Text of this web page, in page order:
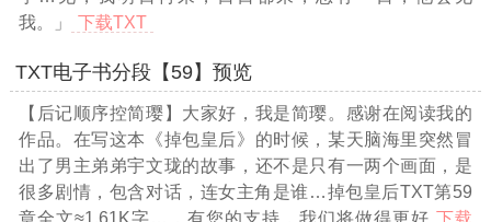
我。」
下载TXT
TXT电子书分段【59】预览
【后记顺序控简璎】大家好，我是简璎。感谢在阅读我的
作品。在写这本《掉包皇后》的时候，某天脑海里突然冒
出了男主弟弟宇文珑的故事，还不是只有一两个画面，是
很多剧情，包含对话，连女主角是谁 …掉包皇后TXT第59
章全文≈1.61K字… ，有您的支持，我们将做得更好 下载